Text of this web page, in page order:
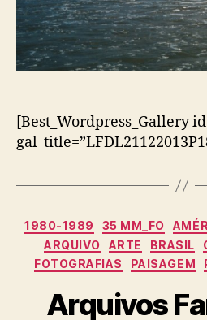
[Best_Wordpress_Gallery
1980-1989 35 MM_FO
ARQUIVO
ARTE BRASIL
FOTOGRAFIAS
PAISAGEM
Arquivos